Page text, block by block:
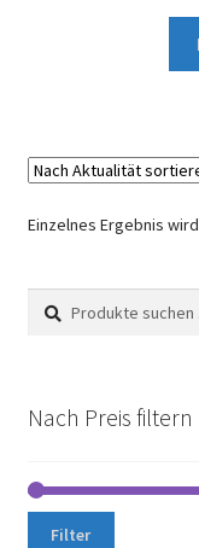
Einzelnes Ergebnis
Suchen
nach:
Suchen
Nach Preis filtern
Filter